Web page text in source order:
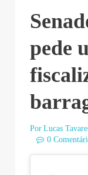
pede
Por Lucas
0